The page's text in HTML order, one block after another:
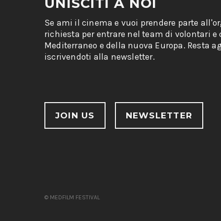
Se ami il cinema e vuoi prendere parte
richiesta per entrare nel team di volontari
Mediterraneo e della nuova Europa. Resta
iscrivendoti alla newsletter.
JOIN US NEWSLETTER
© MEDFILM FESTIVAL